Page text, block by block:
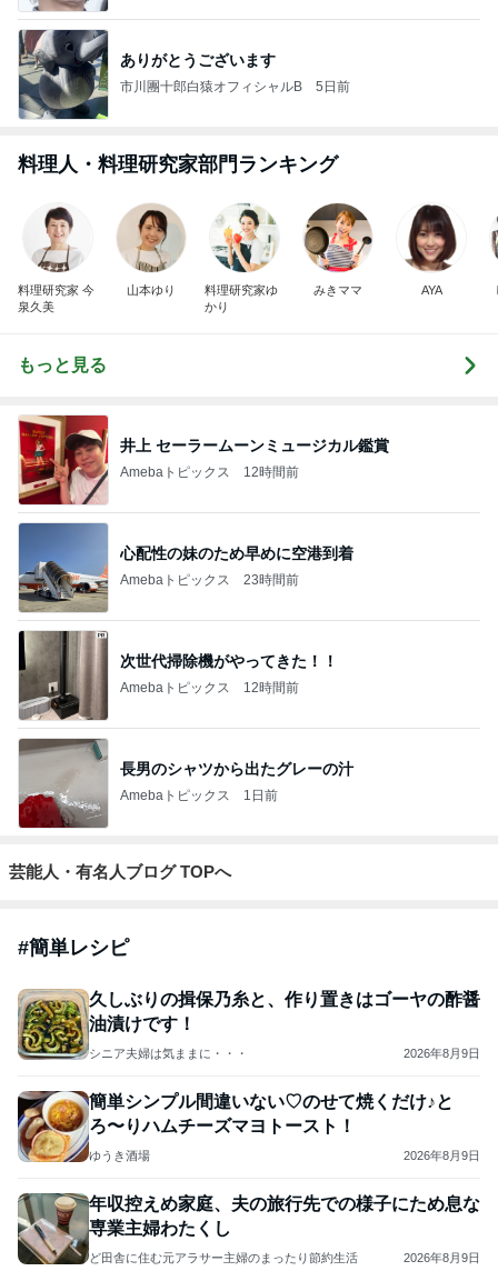
ありがとうございます
市川團十郎白猿オフィシャルB 5日前
料理人・料理研究家部門ランキング
料理研究家 今
泉久美
山本ゆり
料理研究家ゆ
かり
みきママ AYA
もっと見る
井上 セーラームーンミュージカル鑑賞
Amebaトピックス 12時間前
心配性の妹のため早めに空港到着
Amebaトピックス 23時間前
次世代掃除機がやってきた！！
Amebaトピックス 12時間前
長男のシャツから出たグレーの汁
Amebaトピックス 1日前
芸能人・有名人ブログ TOPへ
#簡単レシピ
久しぶりの揖保乃糸と、作り置きはゴーヤの酢醤
油漬けです！
シニア夫婦は気ままに・・・ 2026年8月9日
簡単シンプル間違いない♡のせて焼くだけ♪と
ろ〜りハムチーズマヨトースト！
ゆうき酒場 2026年8月9日
年収控えめ家庭、夫の旅行先での様子にため息な
専業主婦わたくし
ど田舎に住む元アラサー主婦のまったり節約生活 2026年8月9日